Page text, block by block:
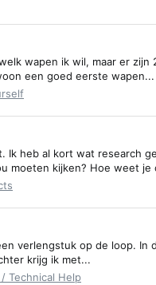
wapen ik wil, maar er zijn
een goed eerste wapen...
Ik heb al kort wat research
moeten kijken? Hoe weet je
verlengstuk op de loop. In
krijg ik met...
Technical Help